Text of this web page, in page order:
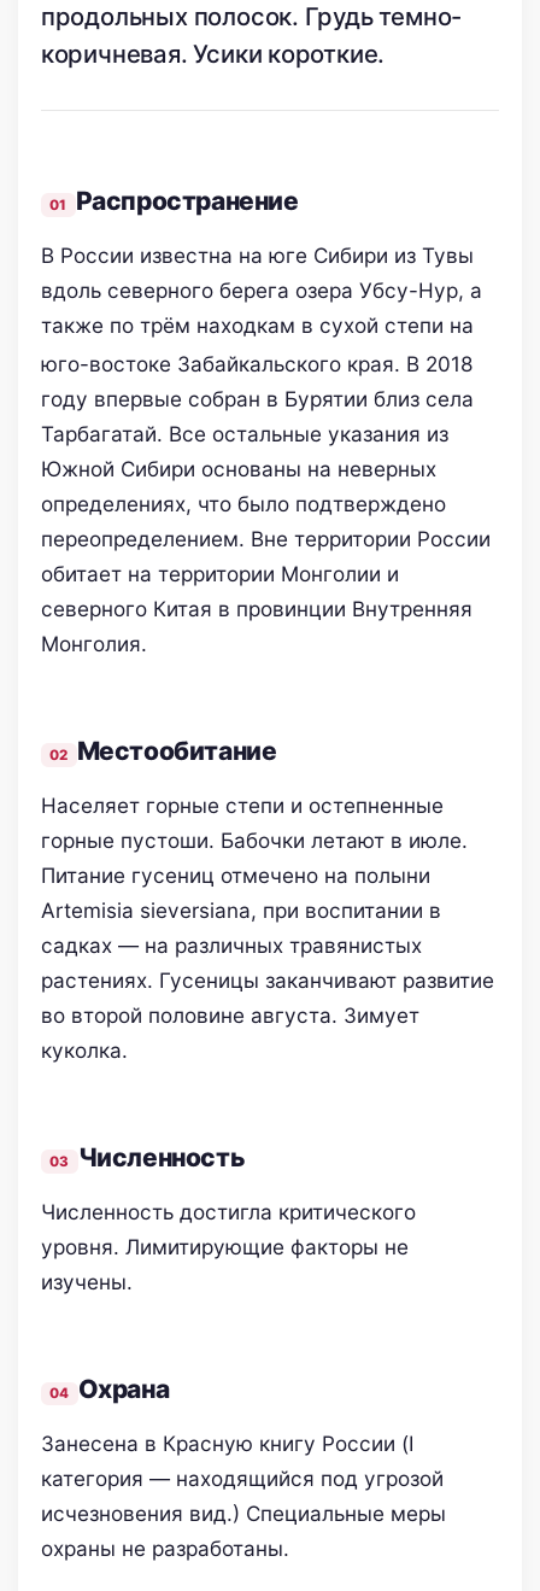
продольных полосок. Грудь темно-
коричневая. Усики короткие.
Распространение
В России известна на юге Сибири из Тувы
вдоль северного берега озера Убсу-Нур, а
также по трём находкам в сухой степи на
юго-востоке Забайкальского края. В 2018
году впервые собран в Бурятии близ села
Тарбагатай. Все остальные указания из
Южной Сибири основаны на неверных
определениях, что было подтверждено
переопределением. Вне территории России
обитает на территории Монголии и
северного Китая в провинции Внутренняя
Монголия.
Местообитание
Населяет горные степи и остепненные
горные пустоши. Бабочки летают в июле.
Питание гусениц отмечено на полыни
Artemisia sieversiana, при воспитании в
садках — на различных травянистых
растениях. Гусеницы заканчивают развитие
во второй половине августа. Зимует
куколка.
Численность
Численность достигла критического
уровня. Лимитирующие факторы не
изучены.
Охрана
Занесена в Красную книгу России (I
категория — находящийся под угрозой
исчезновения вид.) Специальные меры
охраны не разработаны.